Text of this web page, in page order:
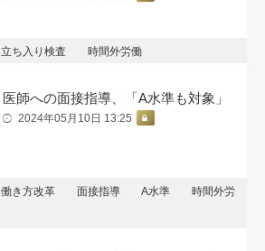
立ち入り検査 時間外労働
医師への面接指導、「A水準も対象」
2024年05月10日 13:25
働き方改革 面接指導 A水準
時間外労